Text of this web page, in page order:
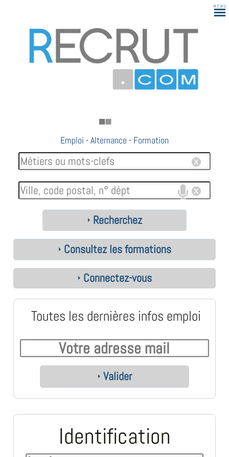
Emploi -Alternance - Formation
Recherchez
Consultez les formations
Connectez-vous
Toutes les dernières infos emploi
Valider
Identification